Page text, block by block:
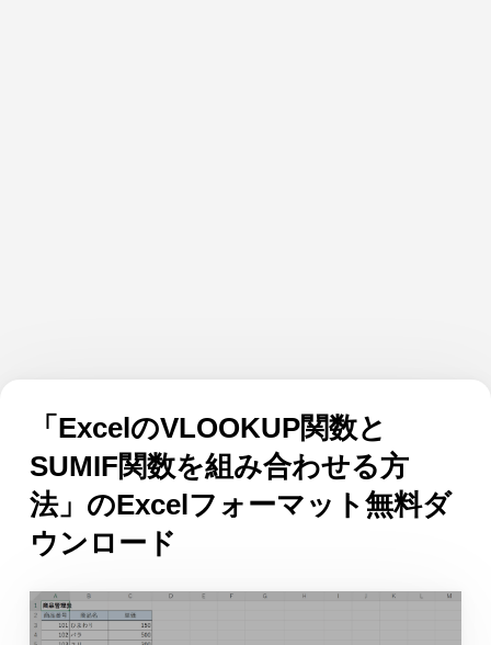
「ExcelのVLOOKUP関数と
SUMIF関数を組み合わせる方
法」のExcelフォーマット無料ダ
ウンロード